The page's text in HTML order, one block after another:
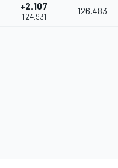
+2.107
1'24.931
126.483